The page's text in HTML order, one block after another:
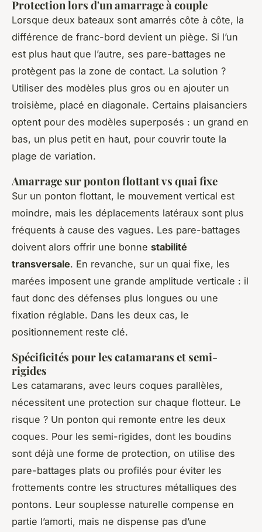
Protection lors d'un amarrage à couple
Lorsque deux bateaux sont amarrés côte à côte, la
différence de franc-bord devient un piège. Si l’un
est plus haut que l’autre, ses pare-battages ne
protègent pas la zone de contact. La solution ?
Utiliser des modèles plus gros ou en ajouter un
troisième, placé en diagonale. Certains plaisanciers
optent pour des modèles superposés : un grand en
bas, un plus petit en haut, pour couvrir toute la
plage de variation.
Amarrage sur ponton flottant vs quai fixe
Sur un ponton flottant, le mouvement vertical est
moindre, mais les déplacements latéraux sont plus
fréquents à cause des vagues. Les pare-battages
doivent alors offrir une bonne stabilité
transversale. En revanche, sur un quai fixe, les
marées imposent une grande amplitude verticale : il
faut donc des défenses plus longues ou une
fixation réglable. Dans les deux cas, le
positionnement reste clé.
Spécificités pour les catamarans et semi-
rigides
Les catamarans, avec leurs coques parallèles,
nécessitent une protection sur chaque flotteur. Le
risque ? Un ponton qui remonte entre les deux
coques. Pour les semi-rigides, dont les boudins
sont déjà une forme de protection, on utilise des
pare-battages plats ou profilés pour éviter les
frottements contre les structures métalliques des
pontons. Leur souplesse naturelle compense en
partie l’amorti, mais ne dispense pas d’une